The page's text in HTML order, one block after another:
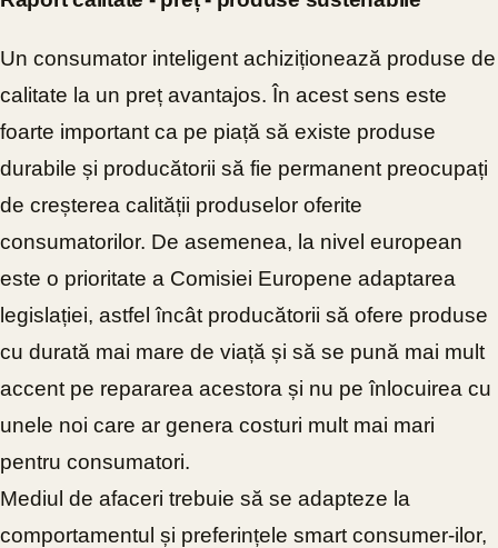
Un consumator inteligent achiziționează produse de
calitate la un preț avantajos. În acest sens este
foarte important ca pe piață să existe produse
durabile și producătorii să fie permanent preocupați
de creșterea calității produselor oferite
consumatorilor. De asemenea, la nivel european
este o prioritate a Comisiei Europene adaptarea
legislației, astfel încât producătorii să ofere produse
cu durată mai mare de viață și să se pună mai mult
accent pe repararea acestora și nu pe înlocuirea cu
unele noi care ar genera costuri mult mai mari
pentru consumatori.
Mediul de afaceri trebuie să se adapteze la
comportamentul și preferințele smart consumer-ilor,